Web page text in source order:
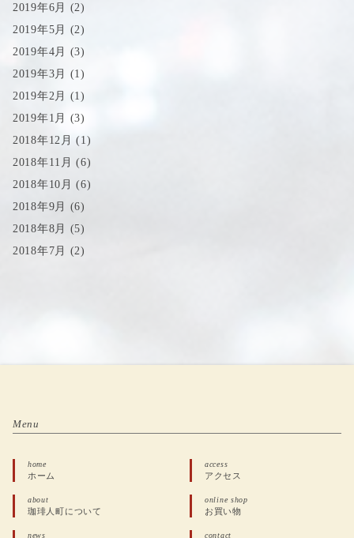
2019年6月 (2)
2019年5月 (2)
2019年4月 (3)
2019年3月 (1)
2019年2月 (1)
2019年1月 (3)
2018年12月 (1)
2018年11月 (6)
2018年10月 (6)
2018年9月 (6)
2018年8月 (5)
2018年7月 (2)
Menu
home
ホーム
about
珈琲人町について
news
access
アクセス
online shop
お買い物
contact